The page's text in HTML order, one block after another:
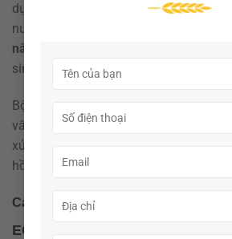
dụng công nghệ sinh học tiên tiến
nuôi
nâng cao năng suất
sinh, không tồn dư hóa chất.
Bộ sản phẩm được thiết kế đồng bộ,
vấn đề thường gặp trong quá trình
xử lý môi trường, hỗ trợ tiêu hóa, tăng
hồi gan tụy và phòng ngừa các bệnh
Các sản phẩm tiêu biểu trong bộ
ECO EHP – Hỗ trợ kiểm soát